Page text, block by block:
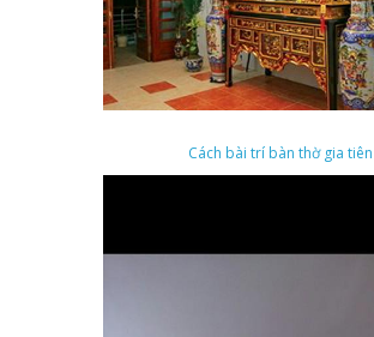
Cách bài trí bàn thờ gia tiên